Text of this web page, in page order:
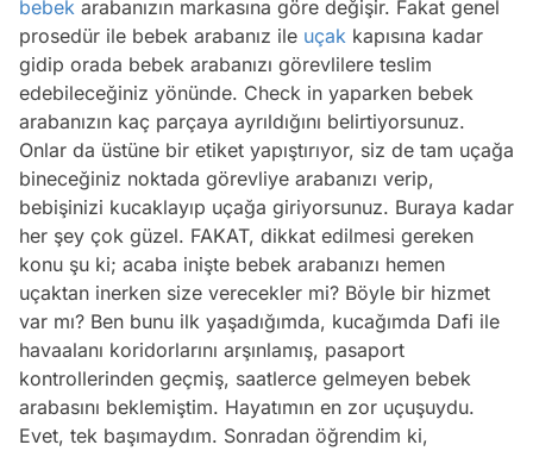
bebek arabanızın markasına göre değişir. Fakat genel
prosedür ile bebek arabanız ile uçak kapısına kadar
gidip orada bebek arabanızı görevlilere teslim
edebileceğiniz yönünde. Check in yaparken bebek
arabanızın kaç parçaya ayrıldığını belirtiyorsunuz.
Onlar da üstüne bir etiket yapıştırıyor, siz de tam uçağa
bineceğiniz noktada görevliye arabanızı verip,
bebişinizi kucaklayıp uçağa giriyorsunuz. Buraya kadar
her şey çok güzel. FAKAT, dikkat edilmesi gereken
konu şu ki; acaba inişte bebek arabanızı hemen
uçaktan inerken size verecekler mi? Böyle bir hizmet
var mı? Ben bunu ilk yaşadığımda, kucağımda Dafi ile
havaalanı koridorlarını arşınlamış, pasaport
kontrollerinden geçmiş, saatlerce gelmeyen bebek
arabasını beklemiştim. Hayatımın en zor uçuşuydu.
Evet, tek başımaydım. Sonradan öğrendim ki,